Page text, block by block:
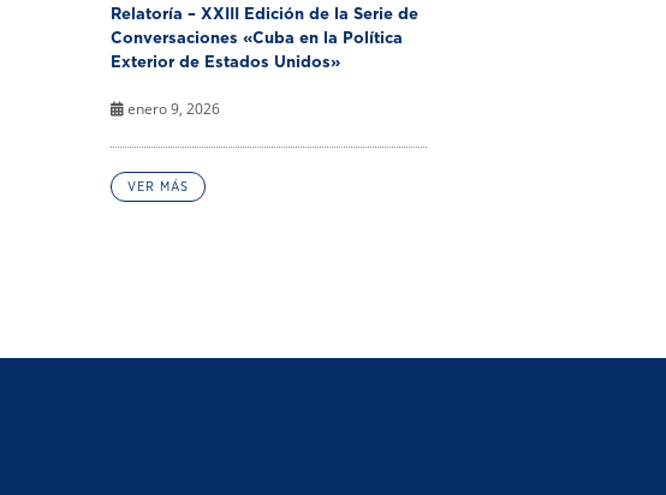
Relatoría – XXIII Edición de la Serie de
Conversaciones «Cuba en la Política
Exterior de Estados Unidos»
enero 9, 2026
VER MÁS